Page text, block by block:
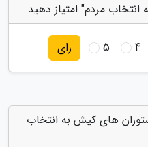
مردم" امتیاز دهید
4
5 رای
های کیش به انتخاب